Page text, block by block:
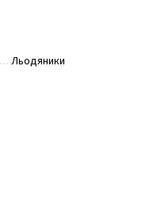
Льодяники